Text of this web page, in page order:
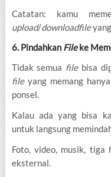
Catatan: kamu
upload/downloadfile
6. Pindahkan Fileke
Tidak semua file bisa
file yang memang
ponsel.
Kalau ada yang bisa
untuk langsung
Foto, video, musik, tiga
eksternal.